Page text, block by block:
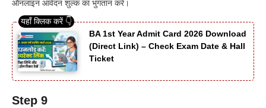
ऑनलाइन आवेदन शुल्क का भुगतान करें।
BA 1st Year Admit Card 2026 Download
(Direct Link) – Check Exam Date & Hall
Ticket
Step 9